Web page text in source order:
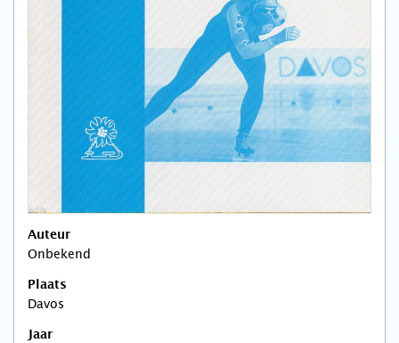
Auteur
Onbekend
Plaats
Davos
Jaar